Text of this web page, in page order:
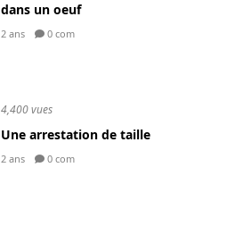
dans un oeuf
2 ans 0 com
4,400 vues
Une arrestation de taille
2 ans 0 com